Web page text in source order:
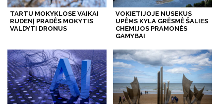
TARTU MOKYKLOSE VAIKAI
RUDENĮ PRADĖS MOKYTIS
VALDYTI DRONUS
VOKIETIJOJE NUSEKUS
UPĖMS KYLA GRĖSMĖ ŠALIES
CHEMIJOS PRAMONĖS
GAMYBAI